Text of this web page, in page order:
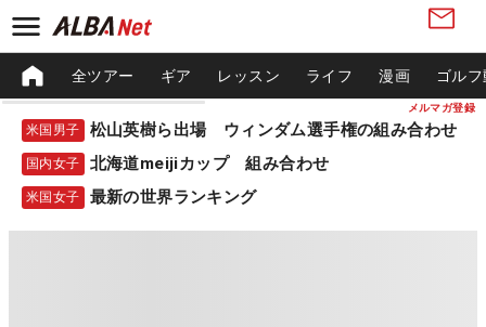
メルマガ登録
全ツアー ギア レッスン ライフ 漫画 ゴル
米国男子 松山英樹ら出場 ウィンダム選手権の組み合わせ
国内女子 北海道meijiカップ 組み合わせ
米国女子 最新の世界ランキング